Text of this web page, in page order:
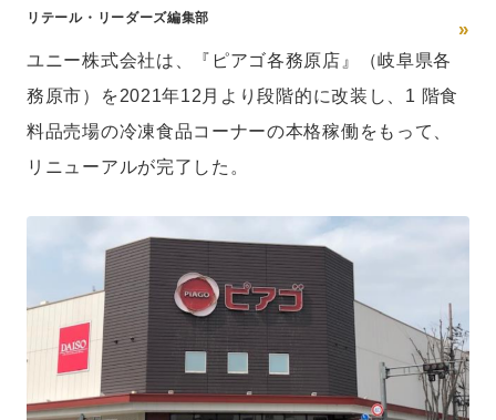
リテール・リーダーズ編集部
»
ユニー株式会社は、『ピアゴ各務原店』（岐阜県各
務原市）を2021年12月より段階的に改装し、1 階食
料品売場の冷凍食品コーナーの本格稼働をもって、
リニューアルが完了した。